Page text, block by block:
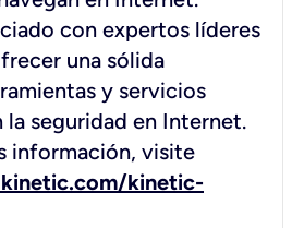
con expertos líderes
una sólida
y servicios
la seguridad en Internet.
información, visite
kinetic-